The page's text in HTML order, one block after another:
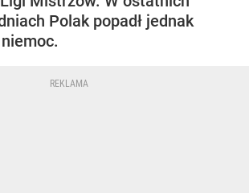
Polak popadł jednak